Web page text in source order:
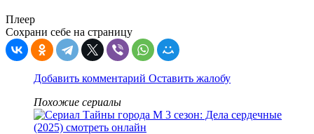
Плеер
Сохрани себе на страницу
Добавить комментарий Оставить жалобу
Похожие сериалы